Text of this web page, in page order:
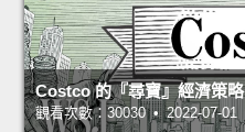
Costco 的『尋寶』經濟策略
觀看次數：30030 • 2022-07-01